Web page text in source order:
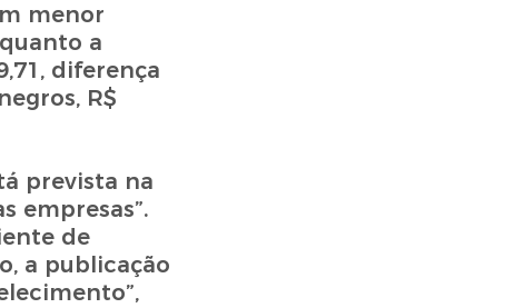
menor
a
diferença
R$
prevista na
empresas”.
de
a publicação